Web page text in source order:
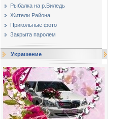
Рыбалка на р.Виледь
Жители Района
Прикольные фото
Закрыта паролем
Украшение